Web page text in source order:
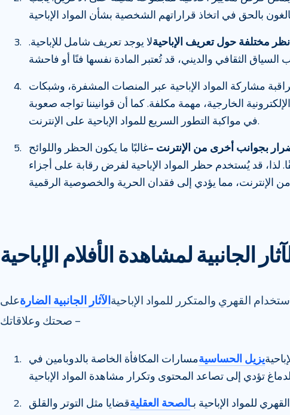
مختلفة حول تعريف الإباحيةلا يوجد تعريف شامل للإباحية.
مشاركة المواد الإباحية عبر المنصات المشفرة، وشبكات
الإلكترونية الخارجية، مهمة مكلفة. كما أن قوانيننا تواجه صعوبة
في مواكبة التطور السريع للمواد الإباحية على الإنترنت.
بجوانب أخرى من الإنترنت –غالبًا ما يكون الحظر واللوائح
لذا، قد يُستخدم حظر المواد الإباحية لفرض رقابة على أجزاء
الجانبية لمشاهدة الأفلام الإباحية
القهري والمتكرر للمواد الإباحية الآثار الجانبية الضارةعلى
صحتك وعلاقاتك –
يزيل الحساسيةمسارات المكافأة الخاصة بالدوبامين في
للمواد الإباحية بـالصحة العقليةقضايا مثل التوتر والقلق